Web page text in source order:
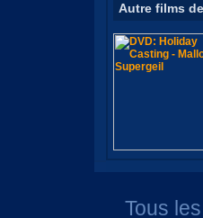
Autre films
Tous